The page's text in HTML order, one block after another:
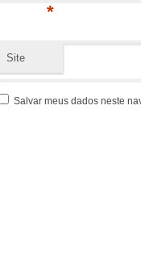
*
Site
Salvar meus dados neste